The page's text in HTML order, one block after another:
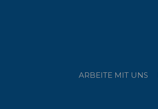
ARBEITE MIT UNS